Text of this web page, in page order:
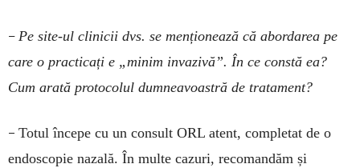
– Pe site-ul clinicii dvs. se menționează că abor­­darea pe
care o practicați e „mi­nim in­va­zivă”. În ce constă ea?
Cum arată pro­tocolul dum­­neavoastră de tratament?
– Totul începe cu un consult ORL atent, com­pletat de o
endoscopie nazală. În multe cazuri, re­comandăm și